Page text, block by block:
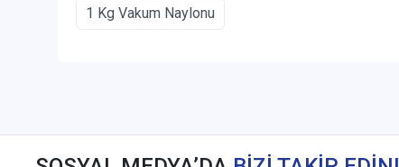
1 Kg Vakum Naylonu